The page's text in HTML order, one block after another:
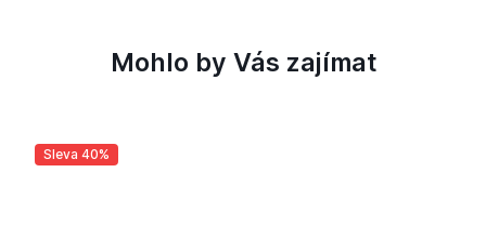
Mohlo by Vás zajímat
Sleva 40%